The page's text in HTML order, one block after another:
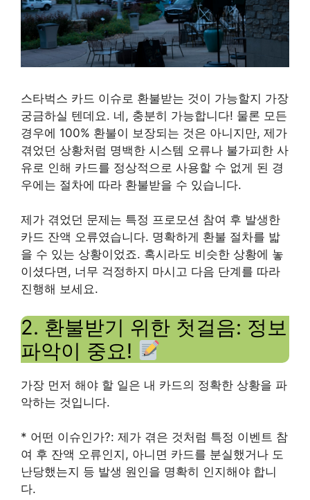
스타벅스 카드 이슈로 환불받는 것이 가능할지 가장
궁금하실 텐데요. 네, 충분히 가능합니다! 물론 모든
경우에 100% 환불이 보장되는 것은 아니지만, 제가
겪었던 상황처럼 명백한 시스템 오류나 불가피한 사
유로 인해 카드를 정상적으로 사용할 수 없게 된 경
우에는 절차에 따라 환불받을 수 있습니다.
제가 겪었던 문제는 특정 프로모션 참여 후 발생한
카드 잔액 오류였습니다. 명확하게 환불 절차를 밟
을 수 있는 상황이었죠. 혹시라도 비슷한 상황에 놓
이셨다면, 너무 걱정하지 마시고 다음 단계를 따라
진행해 보세요.
2. 환불받기 위한 첫걸음: 정보
파악이 중요!
가장 먼저 해야 할 일은 내 카드의 정확한 상황을 파
악하는 것입니다.
* 어떤 이슈인가?: 제가 겪은 것처럼 특정 이벤트 참
여 후 잔액 오류인지, 아니면 카드를 분실했거나 도
난당했는지 등 발생 원인을 명확히 인지해야 합니
다.